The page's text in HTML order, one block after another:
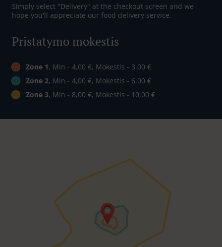
Simply select "Delivery" at the checkout screen and we
hope you'll appreciate our food delivery service.
Pristatymo mokestis
Zone 1, Min - 4,00 €, Mokestis - 3,00 €
Zone 2, Min - 4,00 €, Mokestis - 6,00 €
Zone 3, Min - 8,00 €, Mokestis - 10,00 €